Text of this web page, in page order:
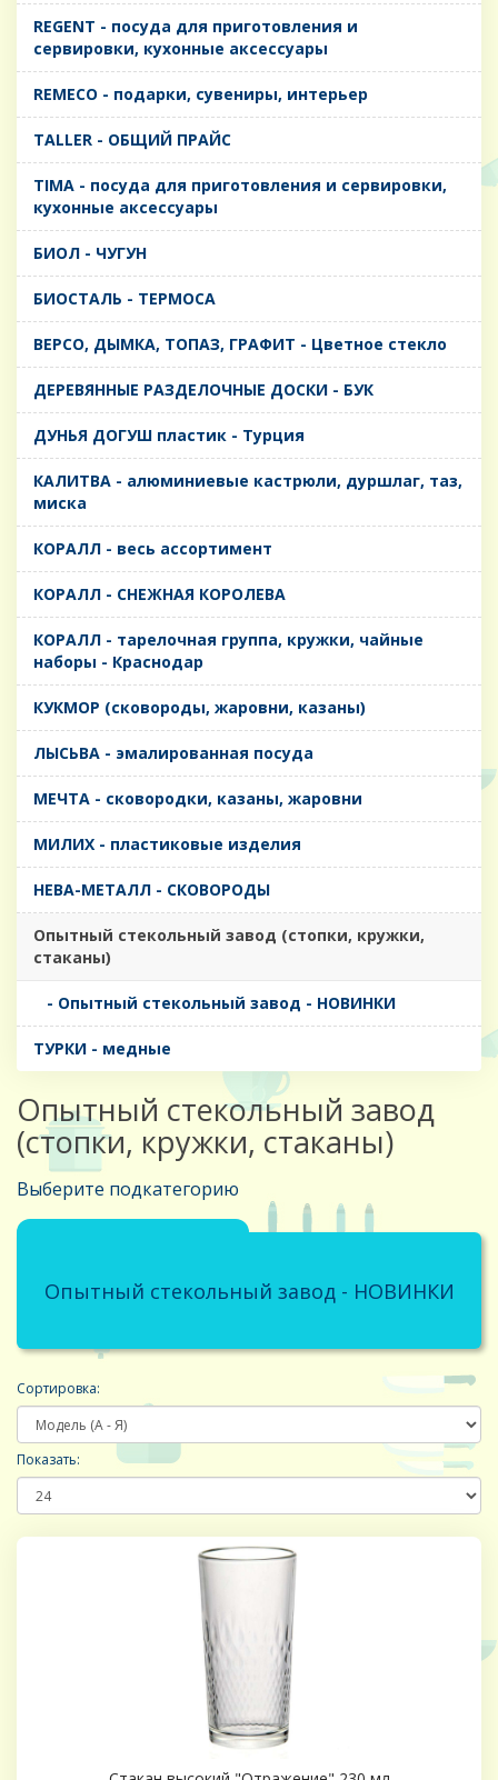
REGENT - посуда для приготовления и
сервировки, кухонные аксессуары
REMECO - подарки, сувениры, интерьер
TALLER - ОБЩИЙ ПРАЙС
TIMA - посуда для приготовления и сервировки,
кухонные аксессуары
БИОЛ - ЧУГУН
БИОСТАЛЬ - ТЕРМОСА
ВЕРСО, ДЫМКА, ТОПАЗ, ГРАФИТ - Цветное стекло
ДЕРЕВЯННЫЕ РАЗДЕЛОЧНЫЕ ДОСКИ - БУК
ДУНЬЯ ДОГУШ пластик - Турция
КАЛИТВА - алюминиевые кастрюли, дуршлаг, таз,
миска
КОРАЛЛ - весь ассортимент
КОРАЛЛ - СНЕЖНАЯ КОРОЛЕВА
КОРАЛЛ - тарелочная группа, кружки, чайные
наборы - Краснодар
КУКМОР (сковороды, жаровни, казаны)
ЛЫСЬВА - эмалированная посуда
МЕЧТА - сковородки, казаны, жаровни
МИЛИХ - пластиковые изделия
НЕВА-МЕТАЛЛ - СКОВОРОДЫ
Опытный стекольный завод (стопки, кружки,
стаканы)
- Опытный стекольный завод - НОВИНКИ
ТУРКИ - медные
Опытный стекольный завод
(стопки, кружки, стаканы)
Выберите подкатегорию
Опытный стекольный завод - НОВИНКИ
Сортировка:
Показать: